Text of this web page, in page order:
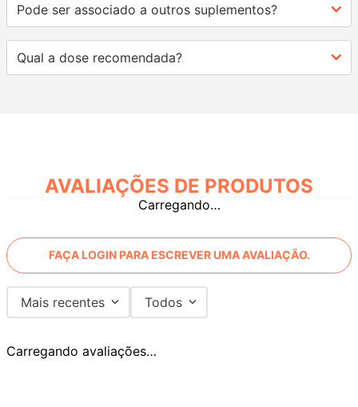
Pode ser associado a outros suplementos?
Qual a dose recomendada?
AVALIAÇÕES
Carregando…
FAÇA LOGIN PARA ESCREVER UMA AVALIAÇÃO.
Mais recentes Todos
Carregando avaliações…